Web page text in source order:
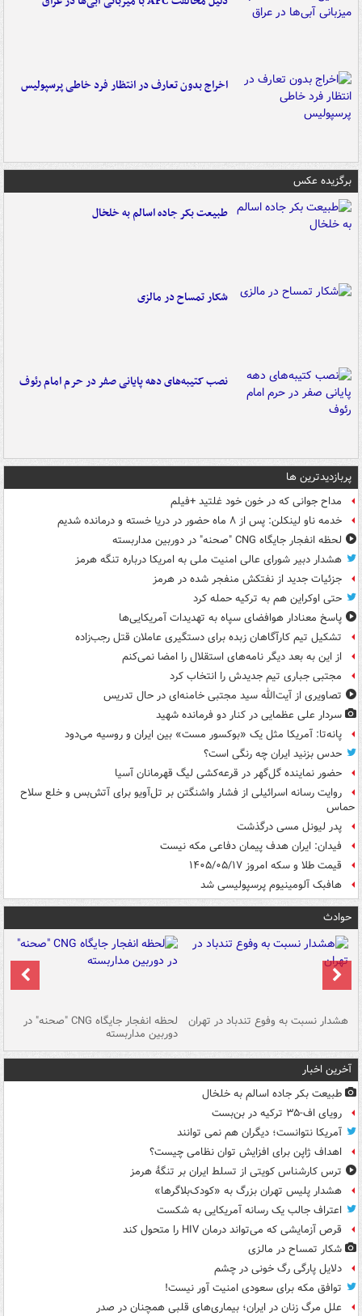
اخراج بدون تعارف در انتظار فرد خاطی پرسپولیس
برگزیده عکس
طبیعت بکر جاده اسالم به خلخال
شکار تمساح در مالزی
نصب کتیبه‌های دهه پایانی صفر در حرم امام رئوف
پربازدیدترین ها
مداح جوانی که در خون خود غلتید +فیلم
خدمه ناو لینکلن: پس از ۸ ماه حضور در دریا خسته و درمانده‌ شدیم
لحظه انفجار جایگاه CNG "صحنه" در دوربین مداربسته
هشدار دبیر شورای عالی امنیت ملی به امریکا درباره تنگه هرمز
جزئیات جدید از نفتکش منفجر شده در هرمز
حتی اوکراین هم به ترکیه حمله کرد
پاسخ معنادار هوافضای سپاه به تهدیدات آمریکایی‌ها
تشکیل تیم کارآگاهان زبده برای دستگیری عاملان قتل رجب‌زاده
از این به بعد دیگر نامه‌های استقلال را امضا نمی‌کنم
مجتبی جباری تیم جدیدش را انتخاب کرد
تصاویری از آیت‌الله سید مجتبی خامنه‌ای در حال تدریس
سردار علی عظمایی در کنار دو فرمانده شهید
پانه‌تا: آمریکا مثل یک «بوکسور مست» بین ایران و روسیه می‌دود
حدس بزنید ایران چه رنگی است؟
حضور نماینده گل‌گهر در قرعه‌کشی لیگ قهرمانان آسیا
روایت رسانه اسرائیلی از فشار واشنگتن بر تل‌آویو برای آتش‌بس و خلع سلاح
حماس
پدر لیونل مسی درگذشت
فیدان: ایران هدف پیمان دفاعی مکه نیست
قیمت طلا و سکه امروز ۱۴۰۵/۰۵/۱۷
هافبک آلومینیوم پرسپولیسی شد
حوادث
هشدار نسبت به وفوع تندباد در تهران لحظه انفجار جایگاه CNG "صحنه" در
دوربین مداربسته
آخرین اخبار
طبیعت بکر جاده اسالم به خلخال
رویای اف-۳۵ ترکیه در بن‌بست
آمریکا نتوانست؛ دیگران هم نمی توانند
اهداف ژاپن برای افزایش توان نظامی چیست؟
ترس کارشناس کویتی از تسلط ایران بر تنگۀ هرمز
هشدار پلیس تهران بزرگ به «کودک‌بلاگرها»
اعتراف جالب یک رسانه آمریکایی به شکست
قرص آزمایشی که می‌تواند درمان HIV را متحول کند
شکار تمساح در مالزی
دلایل پارگی رگ خونی در چشم
توافق مکه برای سعودی امنیت آور نیست!
علل مرگ زنان در ایران؛ بیماری‌های قلبی همچنان در صدر